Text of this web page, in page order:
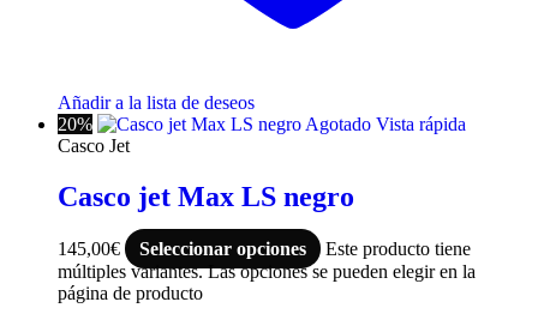
Añadir a la lista de deseos
20%
Agotado Vista rápida
Casco Jet
Casco jet Max LS negro
145,00€ Seleccionar opciones
Este producto tiene
múltiples variantes. Las opciones se pueden elegir en la
página de producto